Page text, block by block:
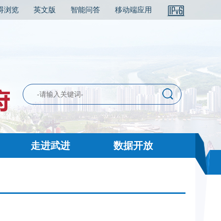
浏览 英文版 智能问答 移动端应用
走进武进 数据开放